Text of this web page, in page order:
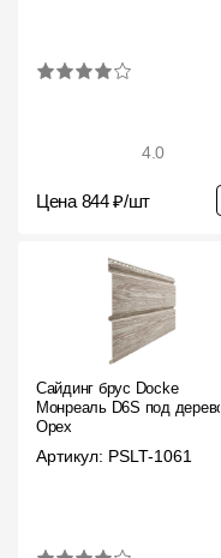
4.0
Цена 844 ₽/шт
Сайдинг брус Docke
Монреаль D6S под дерево
Орех
Артикул: PSLT-1061